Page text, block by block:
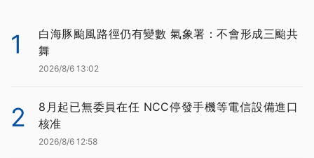
1
白海豚颱風路徑仍有變數 氣象署：不會形成三颱共
舞
2026/8/6 13:02
2
8月起已無委員在任 NCC停發手機等電信設備進口
核准
2026/8/6 12:58